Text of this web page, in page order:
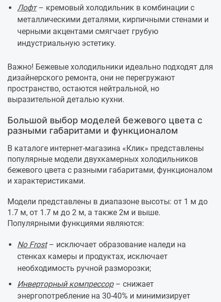
Лофт– кремовый холодильник в комбинации с
металлическими деталями, кирпичными стенами и
черными акцентами смягчает грубую
индустриальную эстетику.
Важно! Бежевые холодильники идеально подходят для
дизайнерского ремонта, они не перегружают
пространство, остаются нейтральной, но
выразительной деталью кухни.
Большой выбор моделей бежевого цвета с
разными габаритами и функционалом
В каталоге интернет-магазина «Клик» представлены
популярные модели двухкамерных холодильников
бежевого цвета с разными габаритами, функционалом
и характеристиками.
Модели представлены в диапазоне высоты: от 1 м до
1.7 м, от 1.7 м до 2 м, а также 2м и выше.
Популярными функциями являются:
No Frost– исключает образование наледи на
стенках камеры и продуктах, исключает
необходимость ручной разморозки;
Инверторный компрессор– снижает
энергопотребление на 30-40% и минимизирует